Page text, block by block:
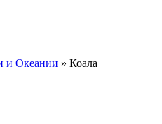
и Океании » Коала